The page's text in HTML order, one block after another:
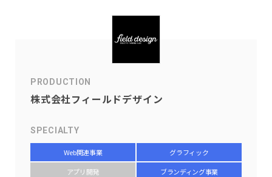
PRODUCTION
株式会社フィールドデザイン
SPECIALTY
Web関連事業
グラフィック
アプリ開発
ブランディング事業